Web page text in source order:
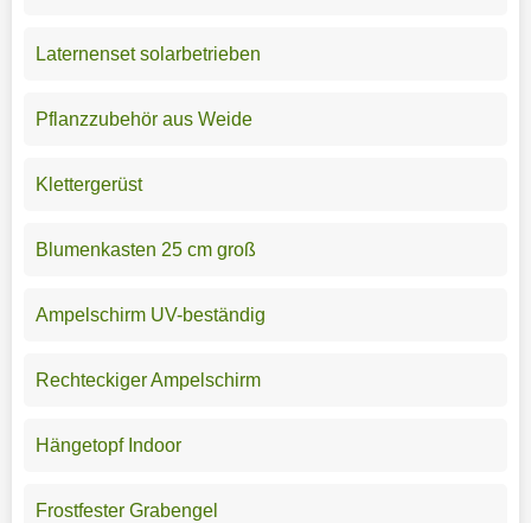
Laternenset solarbetrieben
Pflanzzubehör aus Weide
Klettergerüst
Blumenkasten 25 cm groß
Ampelschirm UV-beständig
Rechteckiger Ampelschirm
Hängetopf Indoor
Frostfester Grabengel